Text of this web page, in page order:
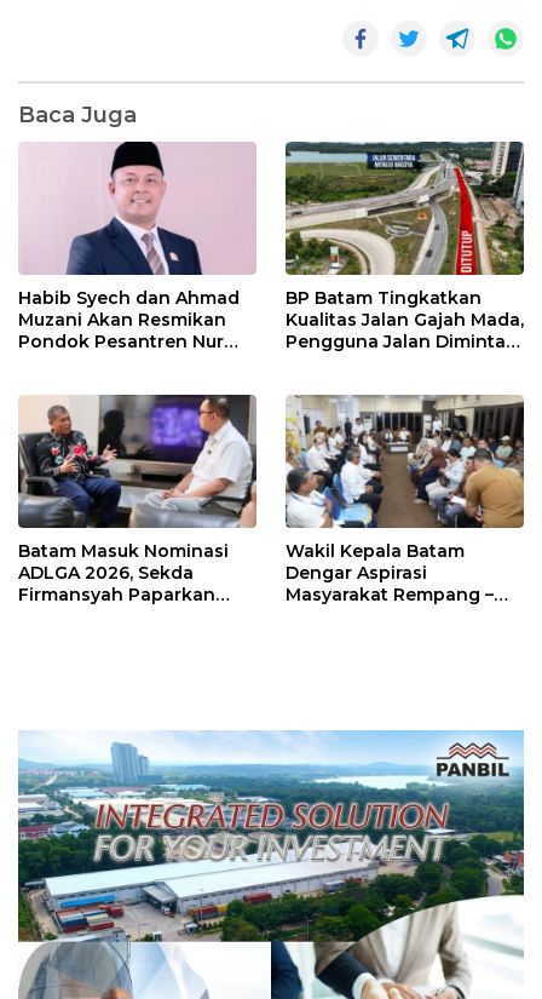
Baca Juga
Habib Syech dan Ahmad
Muzani Akan Resmikan
Pondok Pesantren Nur
BP Batam Tingkatkan
Kualitas Jalan Gajah Mada,
Pengguna Jalan Diminta
Batam Masuk Nominasi
ADLGA 2026, Sekda
Firmansyah Paparkan
Wakil Kepala Batam
Dengar Aspirasi
Masyarakat Rempang –